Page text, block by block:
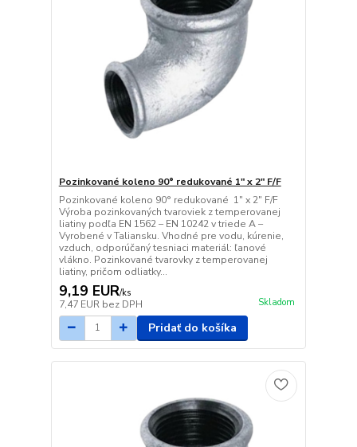
Pozinkované koleno 90° redukované 1" x 2" F/F
Pozinkované koleno 90° redukované 1" x 2" F/F
Výroba pozinkovaných tvaroviek z temperovanej
liatiny podľa EN 1562 – EN 10242 v triede A –
Vyrobené v Taliansku. Vhodné pre vodu, kúrenie,
vzduch, odporúčaný tesniaci materiál: ľanové
vlákno. Pozinkované tvarovky z temperovanej
liatiny, pričom odliatky...
9,19 EUR/ks
7,47 EUR bez DPH Skladom
Pridať do košíka